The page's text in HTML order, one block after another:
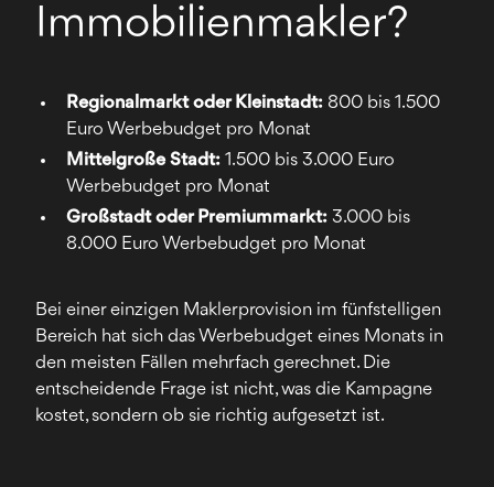
Immobilienmakler?
Regionalmarkt oder Kleinstadt: 800 bis 1.500
Euro Werbebudget pro Monat
Mittelgroße Stadt: 1.500 bis 3.000 Euro
Werbebudget pro Monat
Großstadt oder Premiummarkt: 3.000 bis
8.000 Euro Werbebudget pro Monat
Bei einer einzigen Maklerprovision im fünfstelligen
Bereich hat sich das Werbebudget eines Monats in
den meisten Fällen mehrfach gerechnet. Die
entscheidende Frage ist nicht, was die Kampagne
kostet, sondern ob sie richtig aufgesetzt ist.